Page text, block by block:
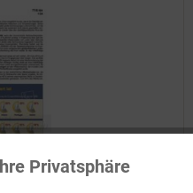
Aktiv
Privatsphäre